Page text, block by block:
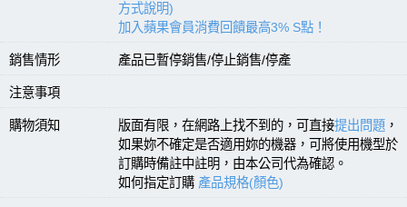
方式說明)
加入蘋果會員消費回饋最高3% S點！
銷售情形 產品已暫停銷售/停止銷售/停產
注意事項
購物須知 版面有限，在網路上找不到的，可直接提出問題 ，
如果妳不確定是否適用妳的機器，可將使用機型於
訂購時備註中註明，由本公司代為確認。
如何指定訂購 產品規格(顏色)